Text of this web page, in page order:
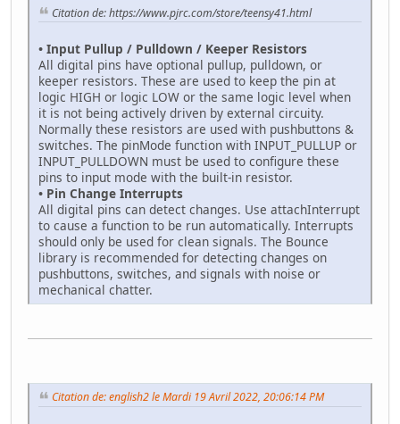
Citation de: https://www.pjrc.com/store/teensy41.html
• Input Pullup / Pulldown / Keeper Resistors
All digital pins have optional pullup, pulldown, or
keeper resistors. These are used to keep the pin at
logic HIGH or logic LOW or the same logic level when
it is not being actively driven by external circuity.
Normally these resistors are used with pushbuttons &
switches. The pinMode function with INPUT_PULLUP or
INPUT_PULLDOWN must be used to configure these
pins to input mode with the built-in resistor.
• Pin Change Interrupts
All digital pins can detect changes. Use attachInterrupt
to cause a function to be run automatically. Interrupts
should only be used for clean signals. The Bounce
library is recommended for detecting changes on
pushbuttons, switches, and signals with noise or
mechanical chatter.
Citation de: english2 le Mardi 19 Avril 2022, 20:06:14 PM